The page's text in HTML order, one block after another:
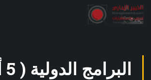
البرامج الدولية ( 5 أيام )